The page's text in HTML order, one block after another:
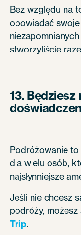
Bez względu na
opowiadać
stworzyliście
13.
Podróżowanie
dla wielu osób,
najsłynniejsze
Jeśli nie chcesz
podróży,
Trip.